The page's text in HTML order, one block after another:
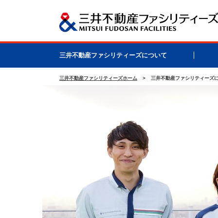
三井不動産ファシリティーズについて
三井不動産ファシリティーズホーム 三井不動産ファシリティーズ